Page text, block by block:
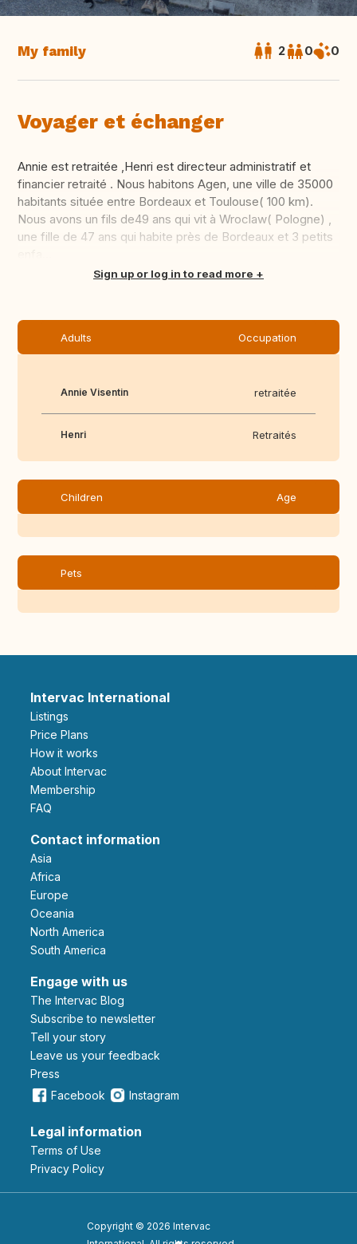
My family 2 0 0
Voyager et échanger
Annie est retraitée ,Henri est directeur administratif et
financier retraité . Nous habitons Agen, une ville de 35000
habitants située entre Bordeaux et Toulouse( 100 km).
Nous avons un fils de49 ans qui vit à Wroclaw( Pologne) ,
une fille de 47 ans qui habite près de Bordeaux et 3 petits
Translate thisSign up or log in to read more
Adults Occupation
Annie Visentin retraitée
Henri Retraités
Children Age
Pets
Intervac International
Listings
Price Plans
How it works
About Intervac
Membership
FAQ
Contact information
Asia
Africa
Europe
Oceania
North America
South America
Engage with us
The Intervac Blog
Subscribe to newsletter
Tell your story
leave us your feedback
Press
Facebook
Instagram
Legal information
Terms of Use
Privacy Policy
Copyright © 2026 Intervac